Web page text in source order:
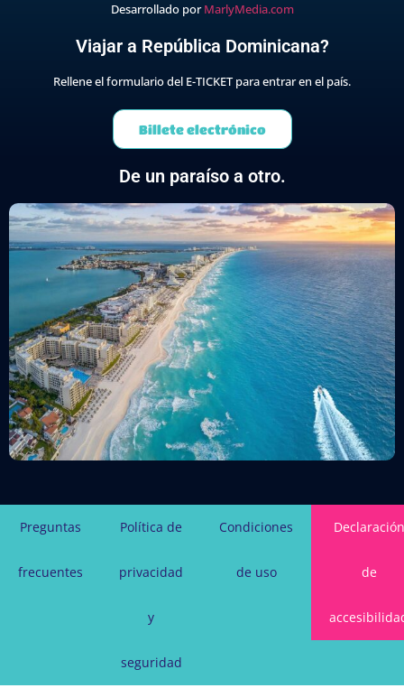
Desarrollado porMarlyMedia.com
Viajar a República Dominicana?
Rellene el formulario del E-TICKET para entrar en el país.
Billete electrónico
De un paraíso a otro.
Preguntas
frecuentes
Política de
privacidad
y
seguridad
Condiciones
de uso
Declaración
de